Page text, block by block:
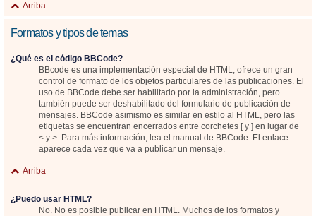
Arriba
Formatos y tipos de temas
¿Qué es el código BBCode?
BBcode es una implementación especial de HTML, ofrece un gran
control de formato de los objetos particulares de las publicaciones. El
uso de BBCode debe ser habilitado por la administración, pero
también puede ser deshabilitado del formulario de publicación de
mensajes. BBCode asimismo es similar en estilo al HTML, pero las
etiquetas se encuentran encerrados entre corchetes [ y ] en lugar de
< y >. Para más información, lea el manual de BBCode. El enlace
aparece cada vez que va a publicar un mensaje.
Arriba
¿Puedo usar HTML?
No. No es posible publicar en HTML. Muchos de los formatos y